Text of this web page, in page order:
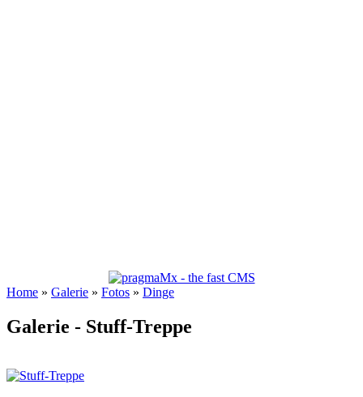
Home » Galerie » Fotos » Dinge
Galerie - Stuff-Treppe